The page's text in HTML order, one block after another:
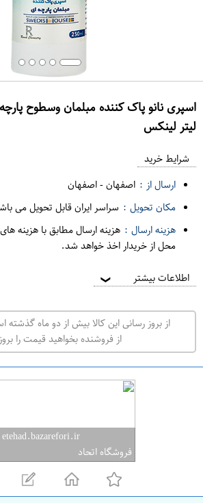
لیتر لینکس
د
ف
ر
و
ش
ی
ت
ه
ر
ا
ن
ص
ه
شرایط خرید
ارسال از : اصفهان-اصفهان
مکان تحویل : سراسر ایران قابل تحویل می
هزینه ارسال : هزینه ارسال مطابق با هزینه
محل از خریدار اخذ خواهد شد.
اطلاعات بیشتر ❯
از بروز رسانی این کالا بیش از دو ماه
از فروشنده بخواهید قیمت را
etehad.bazarefori.ir
فروشگاه اتحاد